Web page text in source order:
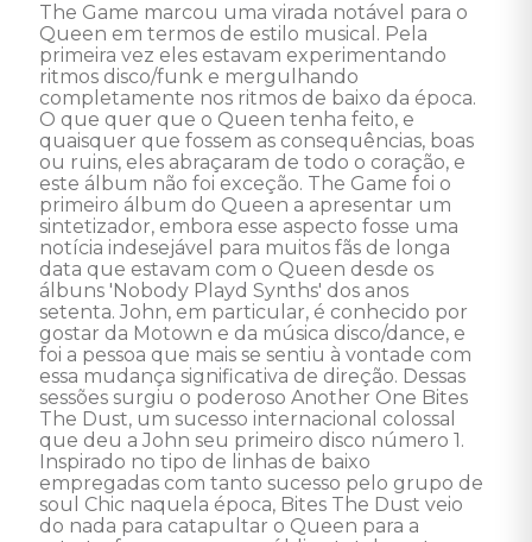
The Game marcou uma virada notável para o
Queen em termos de estilo musical. Pela
primeira vez eles estavam experimentando
ritmos disco/funk e mergulhando
completamente nos ritmos de baixo da época.
O que quer que o Queen tenha feito, e
quaisquer que fossem as consequências, boas
ou ruins, eles abraçaram de todo o coração, e
este álbum não foi exceção. The Game foi o
primeiro álbum do Queen a apresentar um
sintetizador, embora esse aspecto fosse uma
notícia indesejável para muitos fãs de longa
data que estavam com o Queen desde os
álbuns 'Nobody Playd Synths' dos anos
setenta. John, em particular, é conhecido por
gostar da Motown e da música disco/dance, e
foi a pessoa que mais se sentiu à vontade com
essa mudança significativa de direção. Dessas
sessões surgiu o poderoso Another One Bites
The Dust, um sucesso internacional colossal
que deu a John seu primeiro disco número 1.
Inspirado no tipo de linhas de baixo
empregadas com tanto sucesso pelo grupo de
soul Chic naquela época, Bites The Dust veio
do nada para catapultar o Queen para a